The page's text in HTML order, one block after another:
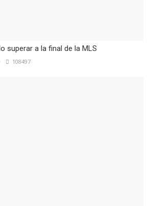
superar a la final de la MLS
108497